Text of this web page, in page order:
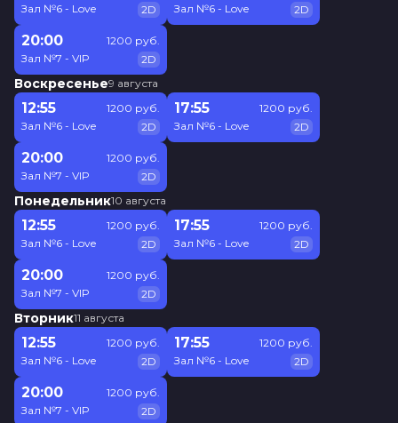
Зал №6 - Love
2D
Зал №6 - Love
2D
20:00
Зал №7 - VIP
1200 руб.
2D
Воскресенье9 августа
12:55
Зал №6 - Love
1200 руб.
2D
17:55
Зал №6 - Love
1200 руб.
2D
20:00
Зал №7 - VIP
1200 руб.
2D
Понедельник10 августа
12:55
Зал №6 - Love
1200 руб.
2D
17:55
Зал №6 - Love
1200 руб.
2D
20:00
Зал №7 - VIP
1200 руб.
2D
Вторник11 августа
12:55
Зал №6 - Love
1200 руб.
2D
17:55
Зал №6 - Love
1200 руб.
2D
20:00
Зал №7 - VIP
1200 руб.
2D